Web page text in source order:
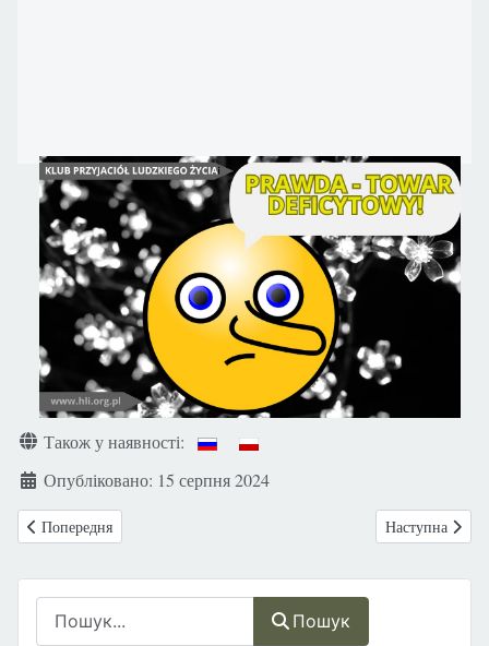
Пошук
Також у наявності:
Опубліковано: 15 серпня 2024
Попередня стаття: Запрошуємо вас на серію Life Talks під назвою:
Попередня Наступна
Наступна